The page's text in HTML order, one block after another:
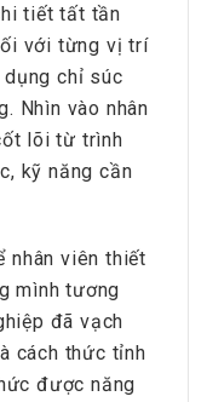
tiết tất tần
với từng vị trí
chỉ súc
Nhìn vào nhân
lõi từ trình
kỹ năng cần
nhân viên thiết
mình tương
đã vạch
cách thức tỉnh
được năng